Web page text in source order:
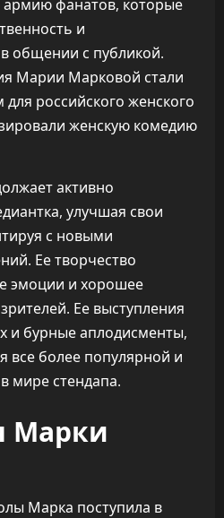
фанатов, которые
и
общении с публикой.
Марии Марковой стали
российского женского
женскую комедию
активно
улучшая свои
с новыми
Ее творчество
эмоции и хорошее
Ее выступления
и бурные аплодисменты,
все более популярной и
мире стендапа.
Марки
Марка поступила в